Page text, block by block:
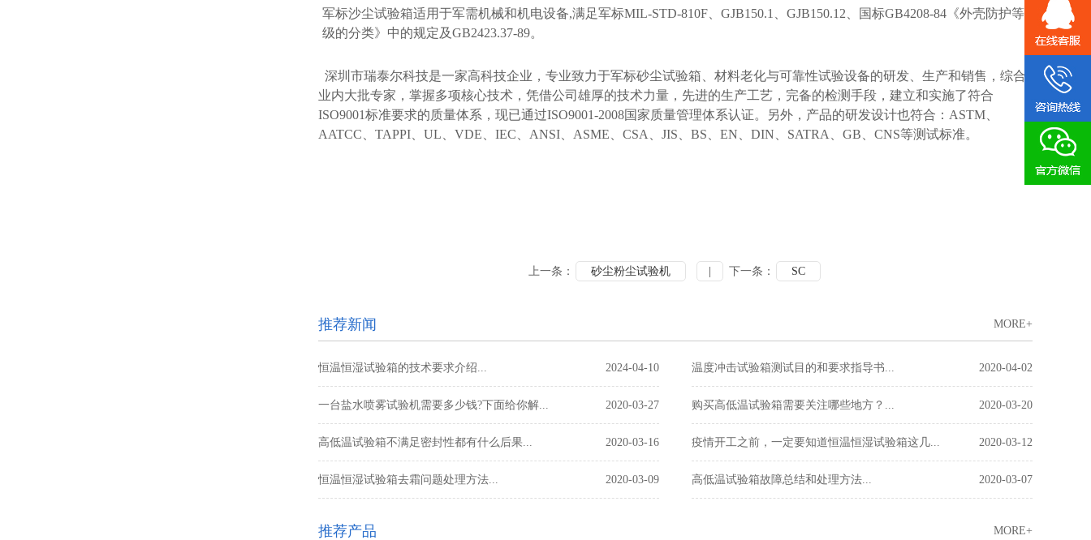
军标沙尘试验箱适用于军需机械和机电设备,满足军标MIL-STD-810F、GJB150.1、GJB150.12、国标GB4208-84《外壳防护等
级的分类》中的规定及GB2423.37-89。
深圳市瑞泰尔科技是一家高科技企业，专业致力于军标砂尘试验箱、材料老化与可靠性试验设备的研发、生产和销售，综合
业内大批专家，掌握多项核心技术，凭借公司雄厚的技术力量，先进的生产工艺，完备的检测手段，建立和实施了符合
ISO9001标准要求的质量体系，现已通过ISO9001-2008国家质量管理体系认证。另外，产品的研发设计也符合：ASTM、
AATCC、TAPPI、UL、VDE、IEC、ANSI、ASME、CSA、JIS、BS、EN、DIN、SATRA、GB、CNS等测试标准。
上一条： 砂尘粉尘试验机 下一条： SC
MORE+
推荐新闻
2024-04-10
恒温恒湿试验箱的技术要求介绍... 2020-04-02
温度冲击试验箱测试目的和要求指导书...
2020-03-27
一台盐水喷雾试验机需要多少钱?下面给你解... 2020-03-20
购买高低温试验箱需要关注哪些地方？...
2020-03-16
高低温试验箱不满足密封性都有什么后果... 2020-03-12
疫情开工之前，一定要知道恒温恒湿试验箱这几...
2020-03-09
恒温恒湿试验箱去霜问题处理方法... 2020-03-07
高低温试验箱故障总结和处理方法...
MORE+
推荐产品